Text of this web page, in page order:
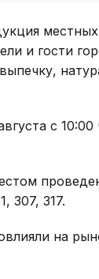
и гости
с
307, 317.
на